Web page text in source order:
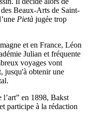
Beaux-Arts de Saint-
Pietà jugée trop
et en France, Léon
Julian et fréquente
voyages vont
jusqu'à obtenir une
en 1898, Bakst
participe à la rédaction